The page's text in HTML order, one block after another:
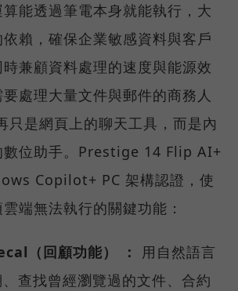
能透過筆電本身就能執行，大
賴，確保企業敏感資料與客戶
兼顧資料處理的速度與能源效
處理大量文件與郵件的商務人
只是網頁上的聊天工具，而是內
數位助手。Prestige 14 Flip AI+
Copilot+ PC 架構認證，使
端無法執行的關鍵功能：
（回顧功能） ：
用自然語言
查找曾經瀏覽過的文件、合約